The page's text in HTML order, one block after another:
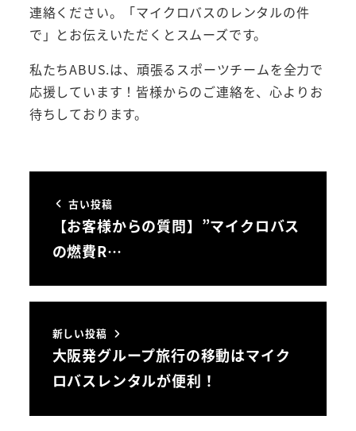
連絡ください。「マイクロバスのレンタルの件
で」とお伝えいただくとスムーズです。
私たちABUS.は、頑張るスポーツチームを全力で
応援しています！皆様からのご連絡を、心よりお
待ちしております。
古い投稿
【お客様からの質問】”マイクロバス
の燃費R…
新しい投稿
大阪発グループ旅行の移動はマイク
ロバスレンタルが便利！